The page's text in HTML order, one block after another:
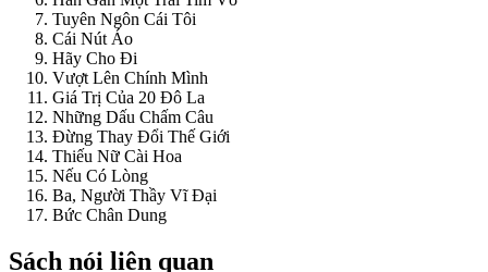
Tuyên Ngôn Cái Tôi
Cái Nút Áo
Hãy Cho Đi
Vượt Lên Chính Mình
Giá Trị Của 20 Đô La
Những Dấu Chấm Câu
Đừng Thay Đổi Thế Giới
Thiếu Nữ Cài Hoa
Nếu Có Lòng
Ba, Người Thầy Vĩ Đại
Bức Chân Dung
Sách nói liên quan